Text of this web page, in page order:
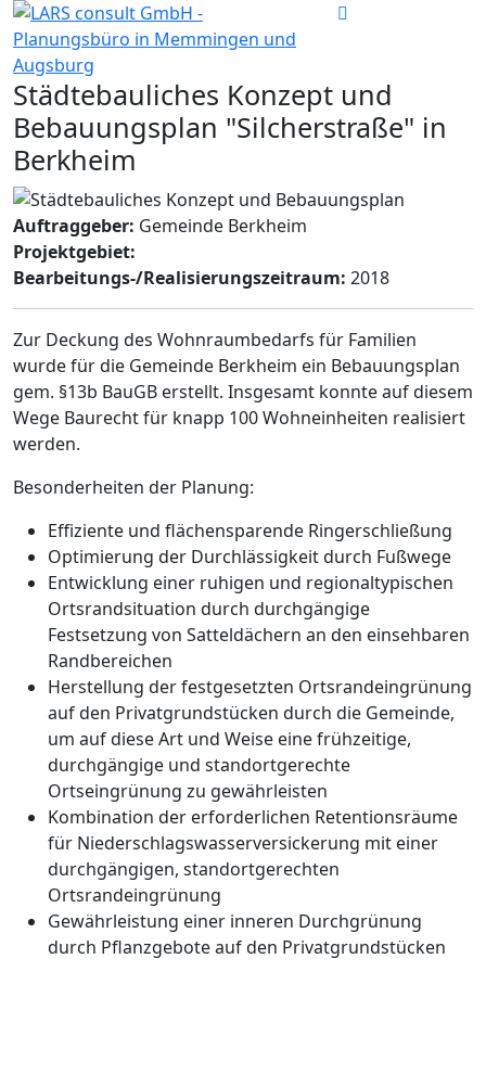
Städtebauliches Konzept und
Bebauungsplan "Silcherstraße" in
Berkheim
Auftraggeber: Gemeinde Berkheim
Projektgebiet:
Bearbeitungs-/Realisierungszeitraum: 2018
Zur Deckung des Wohnraumbedarfs für Familien
wurde für die Gemeinde Berkheim ein Bebauungsplan
gem. §13b BauGB erstellt. Insgesamt konnte auf diesem
Wege Baurecht für knapp 100 Wohneinheiten realisiert
werden.
Besonderheiten der Planung:
Effiziente und flächensparende Ringerschließung
Optimierung der Durchlässigkeit durch Fußwege
Entwicklung einer ruhigen und regionaltypischen
Ortsrandsituation durch durchgängige
Festsetzung von Satteldächern an den einsehbaren
Randbereichen
Herstellung der festgesetzten Ortsrandeingrünung
auf den Privatgrundstücken durch die Gemeinde,
um auf diese Art und Weise eine frühzeitige,
durchgängige und standortgerechte
Ortseingrünung zu gewährleisten
Kombination der erforderlichen Retentionsräume
für Niederschlagswasserversickerung mit einer
durchgängigen, standortgerechten
Ortsrandeingrünung
Gewährleistung einer inneren Durchgrünung
durch Pflanzgebote auf den Privatgrundstücken